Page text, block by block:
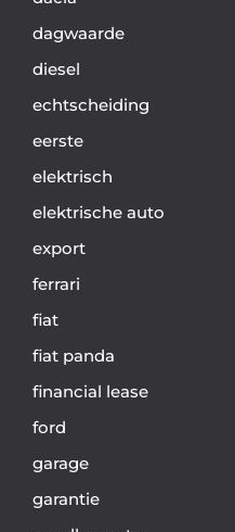
dagwaarde
diesel
echtscheiding
eerste
elektrisch
elektrische auto
export
ferrari
fiat
fiat panda
financial lease
ford
garage
garantie